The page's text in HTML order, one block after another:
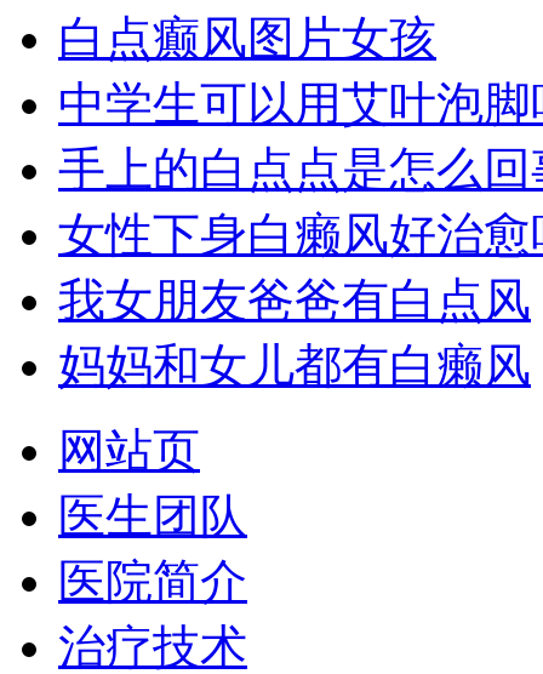
白点癫风图片女孩
中学生可以用艾叶泡
手上的白点点是怎么
女性下身白癞风好治愈
我女朋友爸爸有白点风
妈妈和女儿都有白癞风
网站页
医生团队
医院简介
治疗技术